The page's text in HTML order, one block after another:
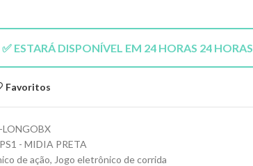
✅ ESTARÁ DISPONÍVEL EM 24 HORAS 24 HORAS
Favoritos
PS1 - MIDIA PRETA
de ação, Jogo eletrônico de corrida